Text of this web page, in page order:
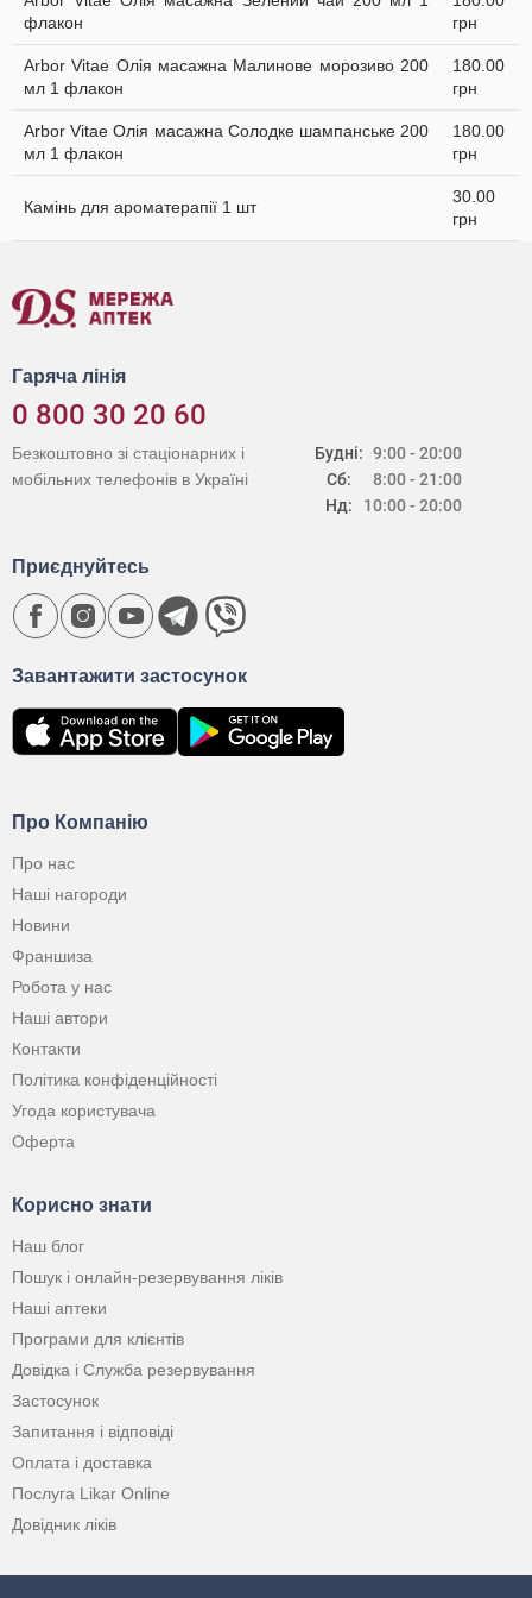
флакон
грн
Arbor Vitae Олія масажна Малинове морозиво 200
мл 1 флакон
180.00
грн
Arbor Vitae Олія масажна Солодке шампанське 200
мл 1 флакон
180.00
грн
Камінь для ароматерапії 1 шт
30.00
грн
Гаряча лінія
0 800 30 20 60
Будні:
Сб:
Нд:
9:00 - 20:00
8:00 - 21:00
10:00 - 20:00
Безкоштовно зі стаціонарних і
мобільних телефонів в Україні
Про Компанію
Про нас
Наші нагороди
Новини
Франшиза
Робота у нас
Наші автори
Контакти
Політика конфіденційності
Угода користувача
Оферта
Корисно знати
Наш блог
Пошук і онлайн-резервування ліків
Наші аптеки
Програми для клієнтів
Довідка і Служба резервування
Застосунок
Запитання і відповіді
Оплата і доставка
Послуга Likar Online
Довідник ліків
Завантажити застосунок
Приєднуйтесь